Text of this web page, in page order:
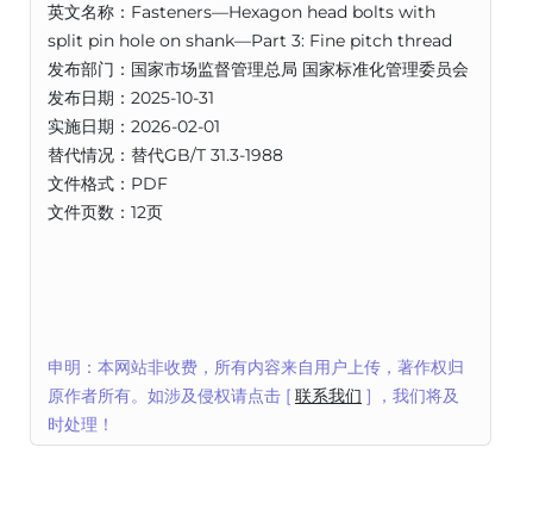
英文名称：Fasteners—Hexagon head bolts with
split pin hole on shank—Part 3: Fine pitch thread
发布部门：国家市场监督管理总局 国家标准化管理委员会
发布日期：2025-10-31
实施日期：2026-02-01
替代情况：替代GB/T 31.3-1988
文件格式：PDF
文件页数：12页
申明：本网站非收费，所有内容来自用户上传，著作权归
原作者所有。如涉及侵权请点击 [ 联系我们 ] ，我们将及
时处理！